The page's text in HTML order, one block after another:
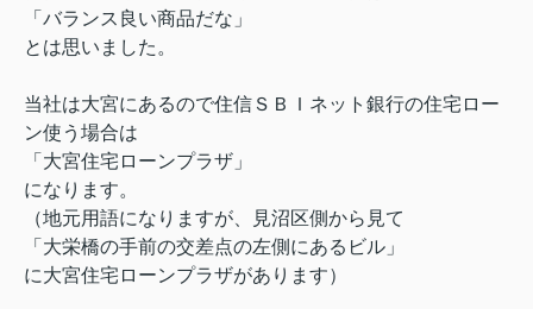
「バランス良い商品だな」
とは思いました。
当社は大宮にあるので住信ＳＢＩネット銀行の住宅ロー
ン使う場合は
「大宮住宅ローンプラザ」
になります。
（地元用語になりますが、見沼区側から見て
「大栄橋の手前の交差点の左側にあるビル」
に大宮住宅ローンプラザがあります）